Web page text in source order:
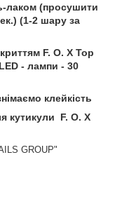
лаком (просушити
(1-2 шару за
F. O. X Top
- лампи - 30
клейкість
кутикули
F. O. X
GROUP"